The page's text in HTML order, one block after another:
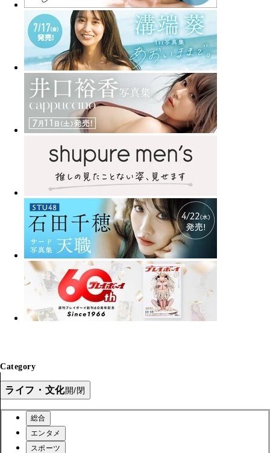
Category
ライフ・文化開/閉
総合
エンタメ
スポーツ